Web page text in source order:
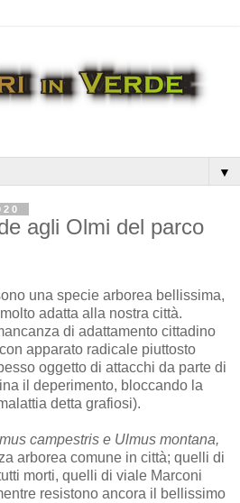
▼
agli Olmi del parco
una specie arborea bellissima,
adatta alla nostra città.
di adattamento cittadino
apparato radicale piuttosto
oggetto di attacchi da parte di
il deperimento, bloccando la
detta grafiosi).
campestris e Ulmus montana,
arborea comune in città; quelli di
morti, quelli di viale Marconi
resistono ancora il bellissimo